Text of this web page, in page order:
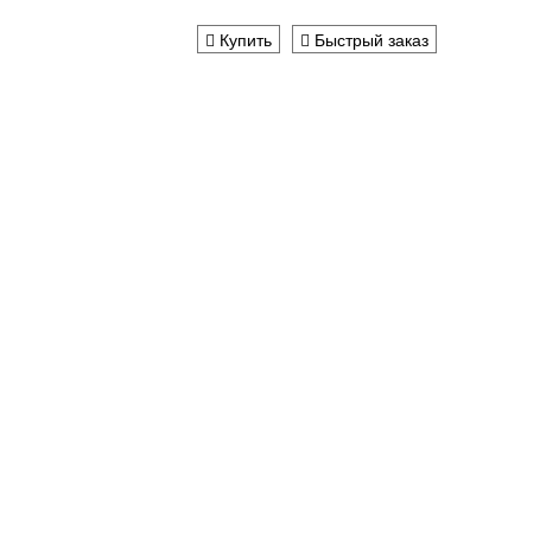
Купить Быстрый заказ